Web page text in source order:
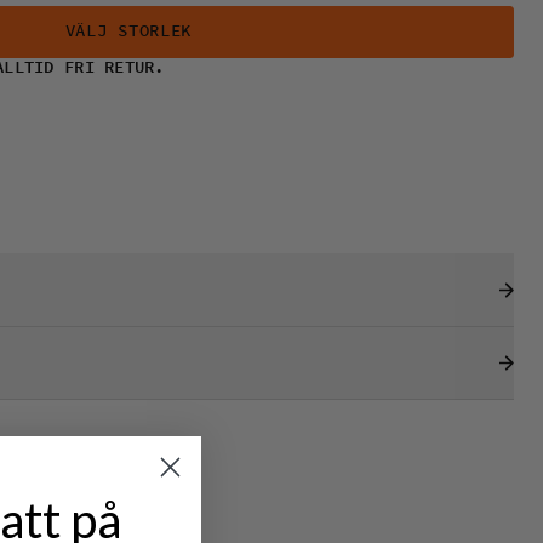
VÄLJ STORLEK
FRI RETUR.
på